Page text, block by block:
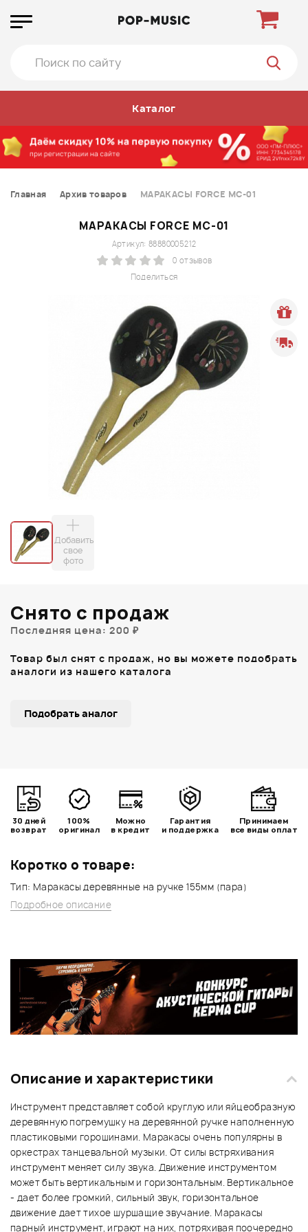
Каталог
Главная Архив товаров МАРАКАСЫ FORCE MC-01
МАРАКАСЫ FORCE MC-01
Поделиться
Артикул: 88880005212
0 отзывов
Добавить
свое
фото
Коротко о товаре:
Тип: Маракасы деревянные на ручке 155мм (пара)
Подробное описание
Снято с продаж
Последняя цена: 200 ₽
Товар был снят с продаж, но вы можете подобрать
аналоги из нашего каталога
Подобрать аналог
30 дней
возврат
100%
оригинал
Можно
в кредит
Гарантия
и поддержка
Принимаем
все виды оплат
Описание и характеристики
Инструмент представляет собой круглую или яйцеобразную
деревянную погремушку на деревянной ручке наполненную
пластиковыми горошинами. Маракасы очень популярны в
оркестрах танцевальной музыки. От силы встряхивания
инструмент меняет силу звука. Движение инструментом
может быть вертикальным и горизонтальным. Вертикальное
- дает более громкий, сильный звук, горизонтальное
движение дает тихое шуршащие звучание. Маракасы
парный инструмент, играют на них, потряхивая поочередно